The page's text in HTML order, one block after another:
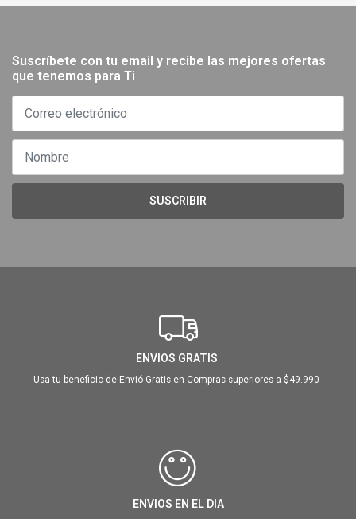
Suscríbete con tu email y recibe las mejores ofertas
que tenemos para Ti
SUSCRIBIR
ENVIOS GRATIS
Usa tu beneficio de Envió Gratis en Compras superiores a $49.990
ENVIOS EN EL DIA